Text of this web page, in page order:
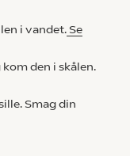
i vandet. Se
den i skålen.
Smag din